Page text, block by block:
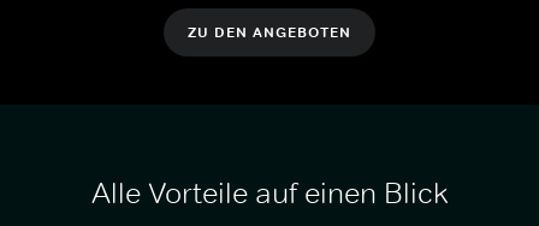
ZU DEN ANGEBOTEN
Alle Vorteile auf einen Blick